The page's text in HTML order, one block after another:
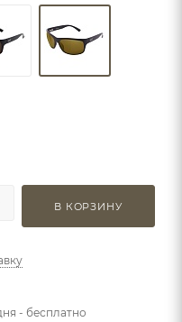
В КОРЗИНУ
- бесплатно